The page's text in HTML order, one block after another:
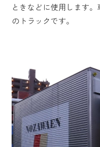
ときなどに使用します
のトラックです。